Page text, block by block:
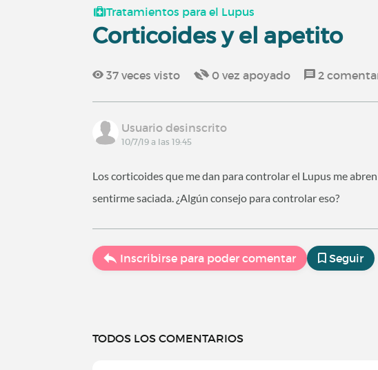
Tratamientos para el Lupus
Corticoides y el apetito
37 veces visto 0 vez apoyado 2
Usuario desinscrito
10/7/19 a las 19:45
Los corticoides que me dan para controlar el Lupus me
sentirme saciada. ¿Algún consejo para controlar eso?
Inscribirse para poder comentar Seguir
TODOS LOS COMENTARIOS